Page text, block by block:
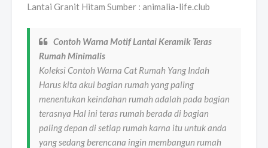
Lantai Granit Hitam Sumber : animalia-life.club
Contoh Warna Motif Lantai Keramik Teras
Rumah Minimalis
Koleksi Contoh Warna Cat Rumah Yang Indah
Harus kita akui bagian rumah yang paling
menentukan keindahan rumah adalah pada bagian
terasnya Hal ini teras rumah berada di bagian
paling depan di setiap rumah karna itu untuk anda
yang sedang berencana ingin membangun rumah